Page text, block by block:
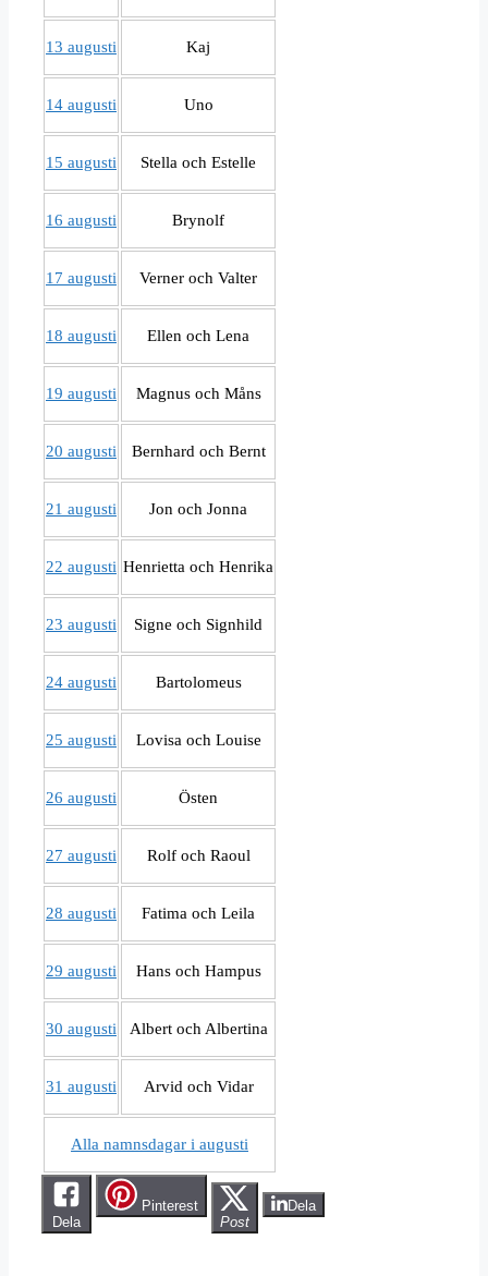
13 augusti Kaj
14 augusti Uno
15 augusti Stella och Estelle
16 augusti Brynolf
17 augusti Verner och Valter
18 augusti Ellen och Lena
19 augusti Magnus och Måns
20 augusti Bernhard och Bernt
21 augusti Jon och Jonna
22 augusti Henrietta och Henrika
23 augusti Signe och Signhild
24 augusti Bartolomeus
25 augusti Lovisa och Louise
26 augusti Östen
27 augusti Rolf och Raoul
28 augusti Fatima och Leila
29 augusti Hans och Hampus
30 augusti Albert och Albertina
31 augusti Arvid och Vidar
Alla namnsdagar i augusti
Dela
Pinterest
Post
Dela